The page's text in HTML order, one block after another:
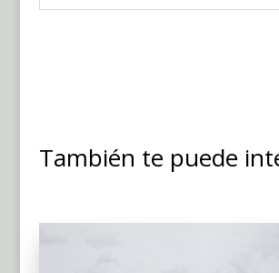
También te puede